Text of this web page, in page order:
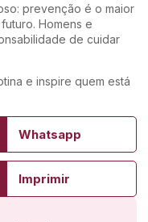
prevenção é o maior
Homens e
de cuidar
e inspire quem está
Whatsapp
Imprimir